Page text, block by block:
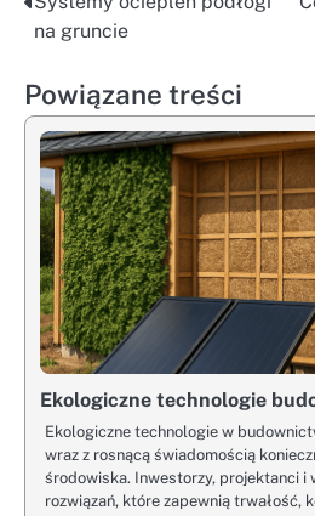
Nawigacja
wpisu
na gruncie
Powiązane treści
Ekologiczne technologie
Ekologiczne technologie w
wraz z rosnącą świadomością
środowiska. Inwestorzy, projektanci i
rozwiązań, które zapewnią trwałość,